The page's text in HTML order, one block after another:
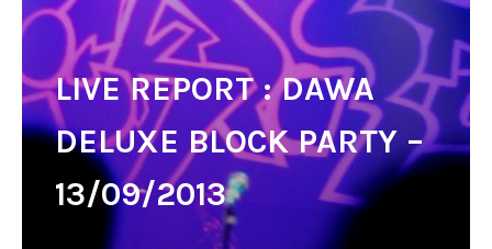
LIVE REPORT : DAWA
DELUXE BLOCK PARTY –
13/09/2013